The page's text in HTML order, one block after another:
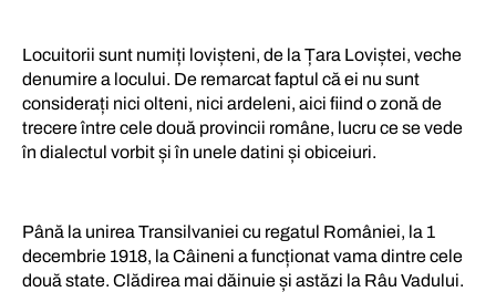
Locuitorii sunt numiți lovișteni, de la Țara Loviștei, veche
denumire a locului. De remarcat faptul că ei nu sunt
considerați nici olteni, nici ardeleni, aici fiind o zonă de
trecere între cele două provincii române, lucru ce se vede
în dialectul vorbit și în unele datini și obiceiuri.
Până la unirea Transilvaniei cu regatul României, la 1
decembrie 1918, la Câineni a funcționat vama dintre cele
două state. Clădirea mai dăinuie și astăzi la Râu Vadului.